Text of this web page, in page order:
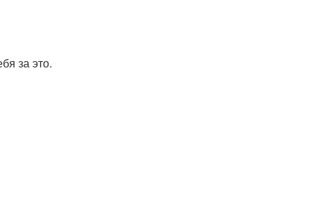
за это.